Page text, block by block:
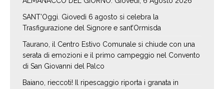
SANT’Oggi. Giovedì 6 agosto si celebra la
Trasfigurazione del Signore e sant’Ormisda
Taurano, il Centro Estivo Comunale si chiude con una
serata di emozioni e il primo campeggio nel Convento
di San Giovanni del Palco
Baiano, rieccoti! Il ripescaggio riporta i granata in